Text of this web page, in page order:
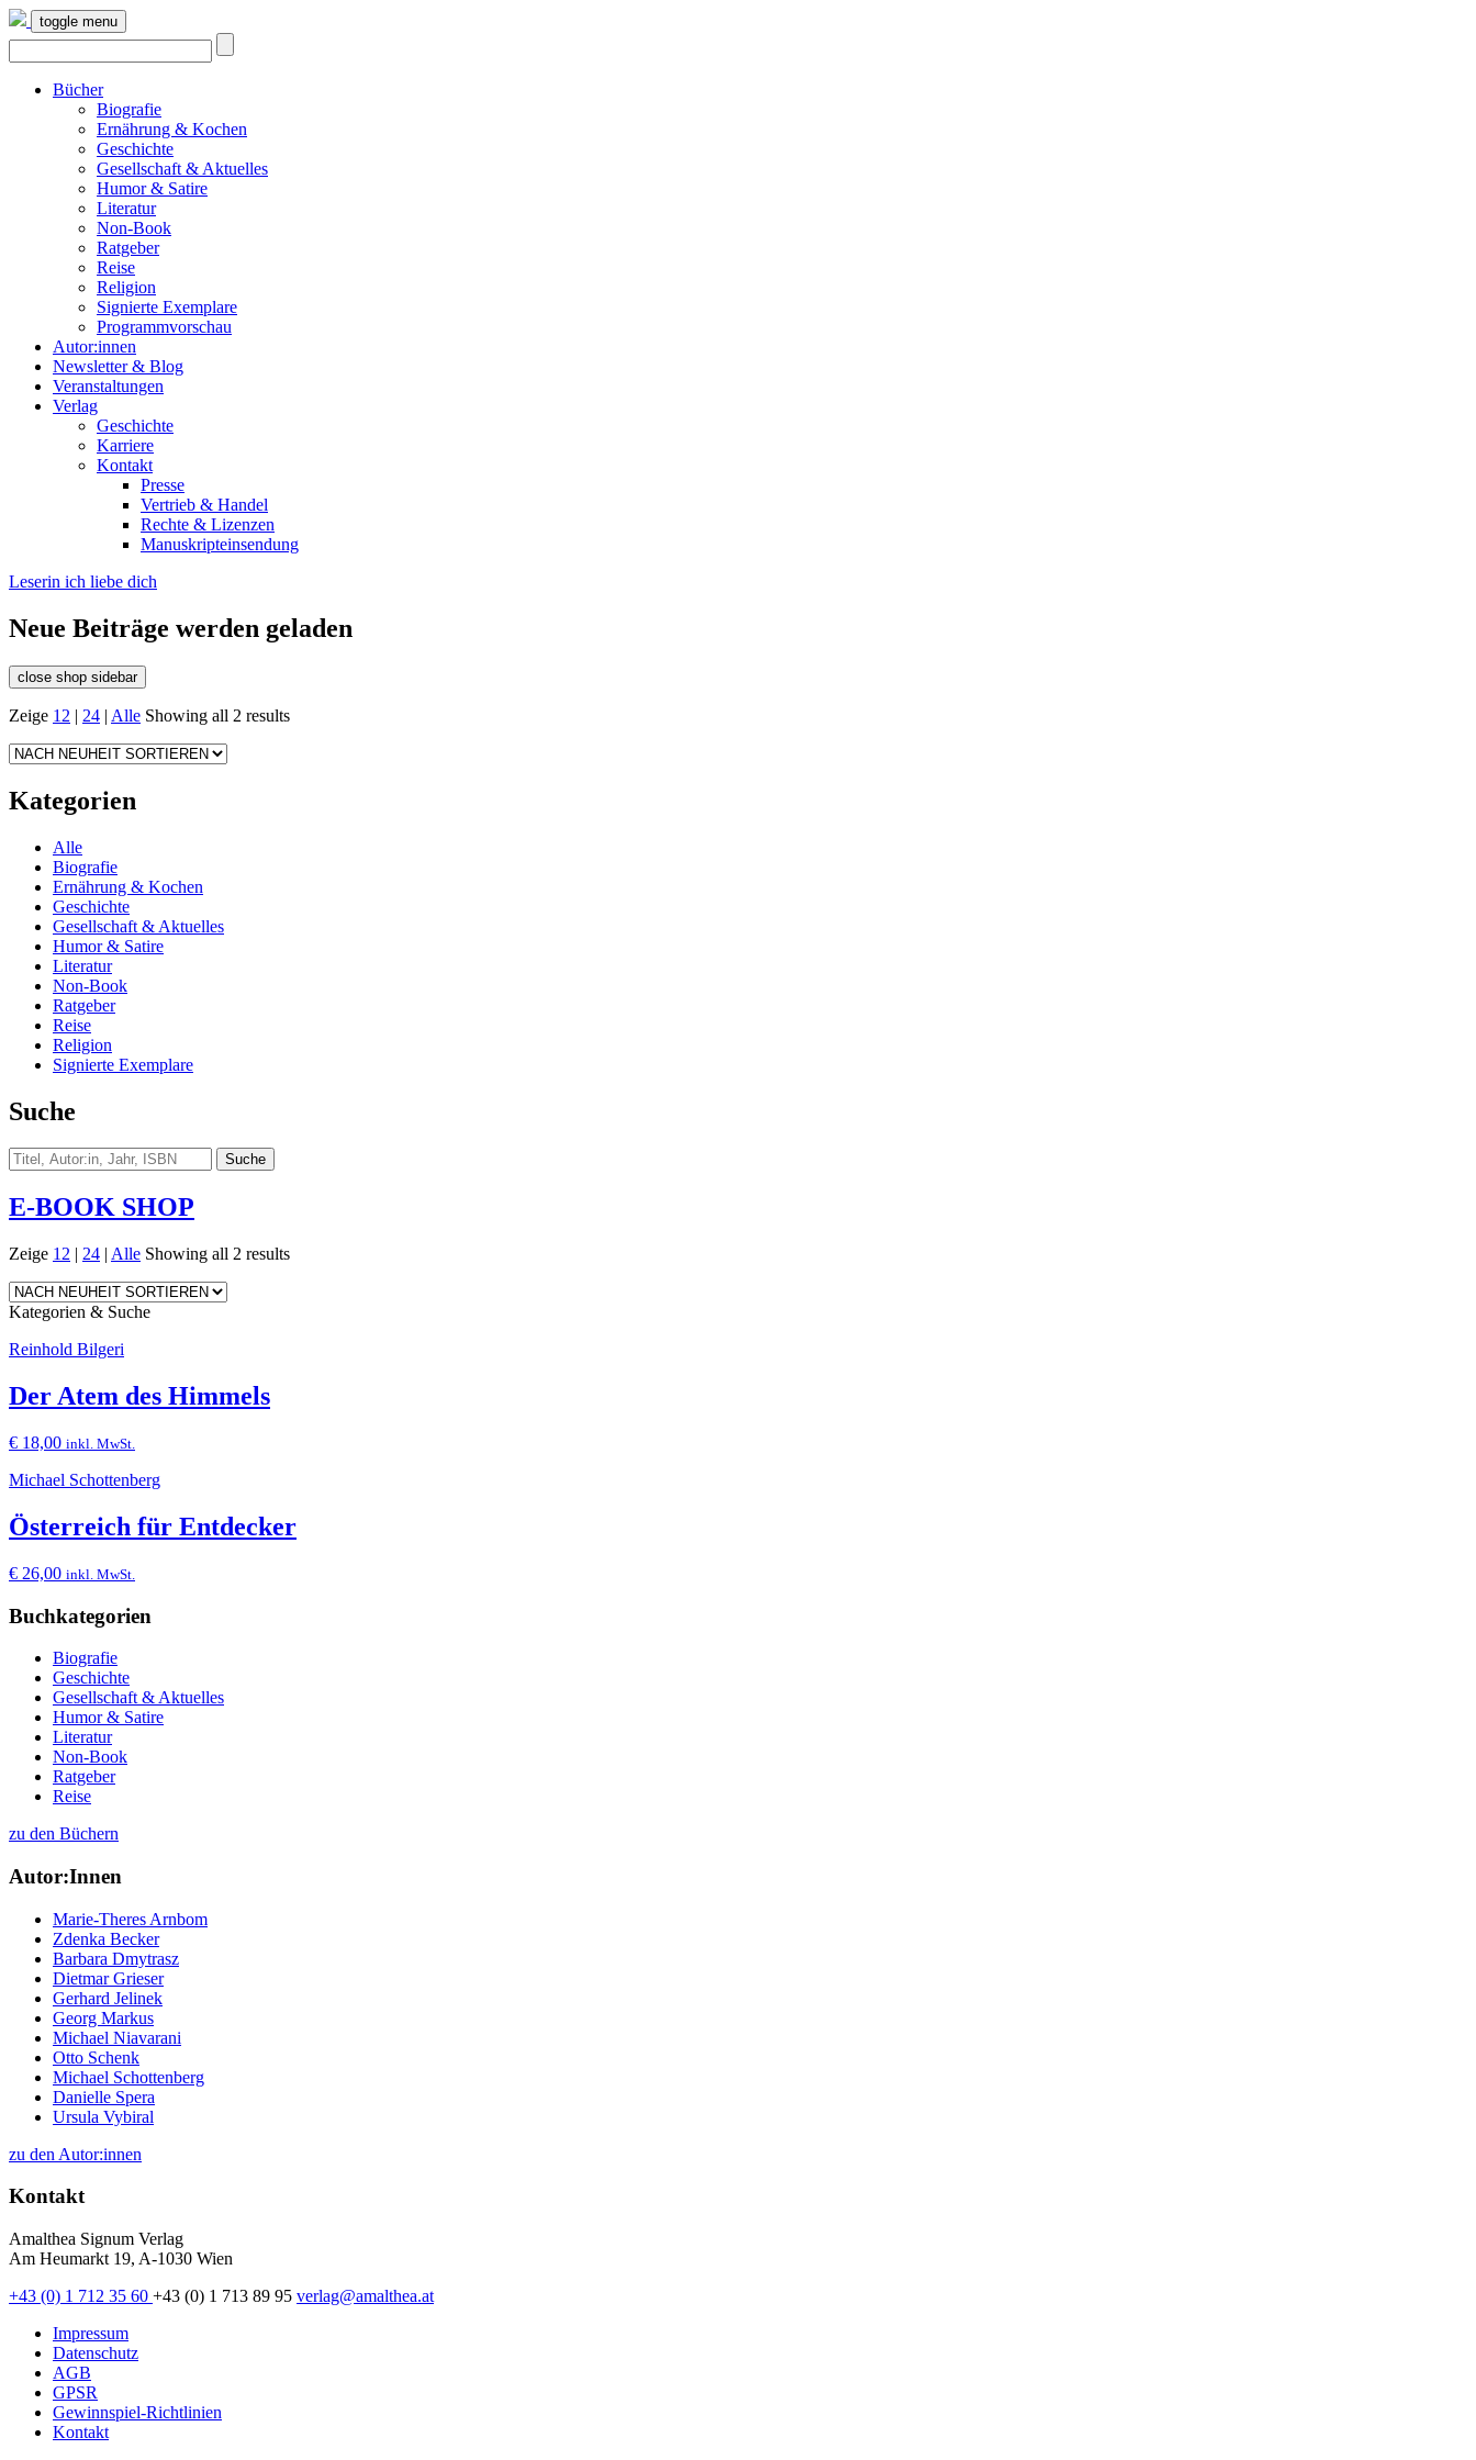
toggle menu
Bücher
Biografie
Ernährung & Kochen
Geschichte
Gesellschaft & Aktuelles
Humor & Satire
Literatur
Non-Book
Ratgeber
Reise
Religion
Signierte Exemplare
Programmvorschau
Autor:innen
Newsletter & Blog
Veranstaltungen
Verlag
Geschichte
Karriere
Kontakt
Presse
Vertrieb & Handel
Rechte & Lizenzen
Manuskripteinsendung
Leserin ich liebe dich
Neue Beiträge werden geladen
close shop sidebar
Zeige 12 | 24 | Alle Showing all 2 results
Kategorien
Alle
Biografie
Ernährung & Kochen
Geschichte
Gesellschaft & Aktuelles
Humor & Satire
Literatur
Non-Book
Ratgeber
Reise
Religion
Signierte Exemplare
Suche
E-BOOK SHOP
Zeige 12 | 24 | Alle Showing all 2 results
Kategorien & Suche
Reinhold Bilgeri
Der Atem des Himmels
€ 18,00 inkl. MwSt.
Michael Schottenberg
Österreich für Entdecker
€ 26,00 inkl. MwSt.
Buchkategorien
Biografie
Geschichte
Gesellschaft & Aktuelles
Humor & Satire
Literatur
Non-Book
Ratgeber
Reise
zu den Büchern
Autor:Innen
Marie-Theres Arnbom
Zdenka Becker
Barbara Dmytrasz
Dietmar Grieser
Gerhard Jelinek
Georg Markus
Michael Niavarani
Otto Schenk
Michael Schottenberg
Danielle Spera
Ursula Vybiral
zu den Autor:innen
Kontakt
Amalthea Signum Verlag
Am Heumarkt 19, A-1030 Wien
+43 (0) 1 712 35 60 +43 (0) 1 713 89 95 verlag@amalthea.at
Impressum
Datenschutz
AGB
GPSR
Gewinnspiel-Richtlinien
Kontakt